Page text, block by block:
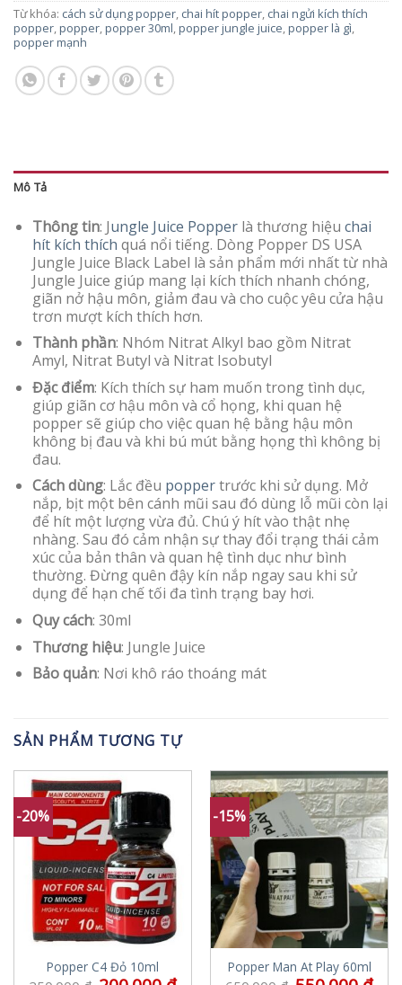
Từ khóa: cách sử dụng popper, chai hít popper, chai ngửi kích thích
popper, popper, popper 30ml, popper jungle juice, popper là gì,
popper mạnh
Mô Tả
Thông tin: Jungle Juice Popperlà thương hiệu chai
hít kích thích quá nổi tiếng. Dòng Popper DS USA
Jungle Juice Black Label là sản phẩm mới nhất từ nhà
Jungle Juice giúp mang lại kích thích nhanh chóng,
giãn nở hậu môn, giảm đau và cho cuộc yêu cửa hậu
trơn mượt kích thích hơn.
Thành phần: Nhóm Nitrat Alkyl bao gồm Nitrat
Amyl, Nitrat Butyl và Nitrat Isobutyl
Đặc điểm: Kích thích sự ham muốn trong tình dục,
giúp giãn cơ hậu môn và cổ họng, khi quan hệ
popper sẽ giúp cho việc quan hệ bằng hậu môn
không bị đau và khi bú mút bằng họng thì không bị
đau.
Cách dùng: Lắc đều poppertrước khi sử dụng. Mở
nắp, bịt một bên cánh mũi sau đó dùng lỗ mũi còn lại
để hít một lượng vừa đủ. Chú ý hít vào thật nhẹ
nhàng. Sau đó cảm nhận sự thay đổi trạng thái cảm
xúc của bản thân và quan hệ tình dục như bình
thường. Đừng quên đậy kín nắp ngay sau khi sử
dụng để hạn chế tối đa tình trạng bay hơi.
Quy cách: 30ml
Thương hiệu: Jungle Juice
Bảo quản: Nơi khô ráo thoáng mát
SẢN PHẨM TƯƠNG TỰ
-20%
Popper C4 Đỏ 10ml
-15%
Popper Man At Play 60ml